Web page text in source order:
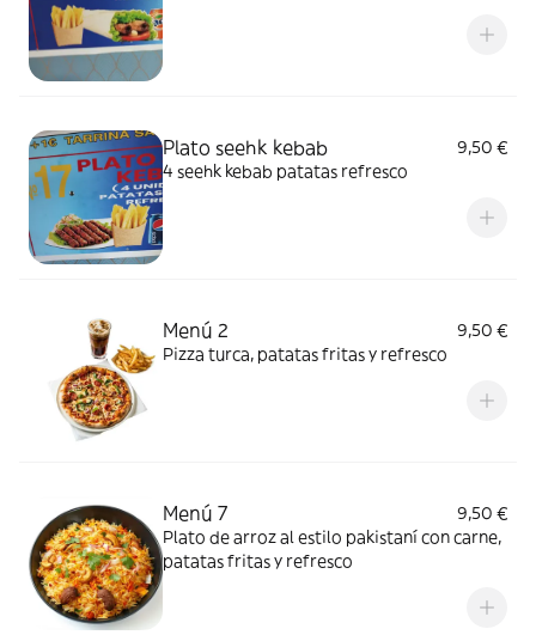
Plato seehk kebab
9,50 €
4 seehk kebab patatas refresco
Menú 2
9,50 €
Pizza turca, patatas fritas y refresco
Menú 7
9,50 €
Plato de arroz al estilo pakistaní con carne,
patatas fritas y refresco